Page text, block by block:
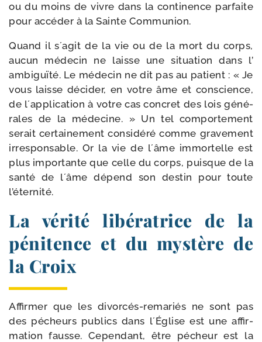
ou du moins de vivre dans la conti­nence par­faite
pour accé­der à la Sainte Communion.
Quand il s´agit de la vie ou de la mort du corps,
aucun méde­cin ne laisse une situa­tion dans l’
ambi­guï­té. Le méde­cin ne dit pas au patient : « Je
vous laisse déci­der, en votre âme et conscience,
de l´application à votre cas concret des lois géné­
rales de la méde­cine. » Un tel com­por­te­ment
serait cer­tai­ne­ment consi­dé­ré comme gra­ve­ment
irres­pon­sable. Or la vie de l´âme immor­telle est
plus impor­tante que celle du corps, puisque de la
san­té de l´âme dépend son des­tin pour toute
l’éternité.
La vérité libératrice de la
pénitence et du mystère de
la Croix
Affirmer que les divorcés-​remariés ne sont pas
des pécheurs publics dans l´Église est une affir­
ma­tion fausse. Cependant, être pécheur est la